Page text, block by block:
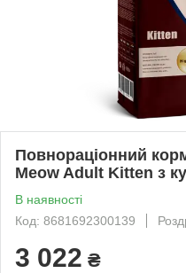
Повнораціонний
Meow Adult Kitten з
В наявності
Код: 8681692300139
3 022 ₴